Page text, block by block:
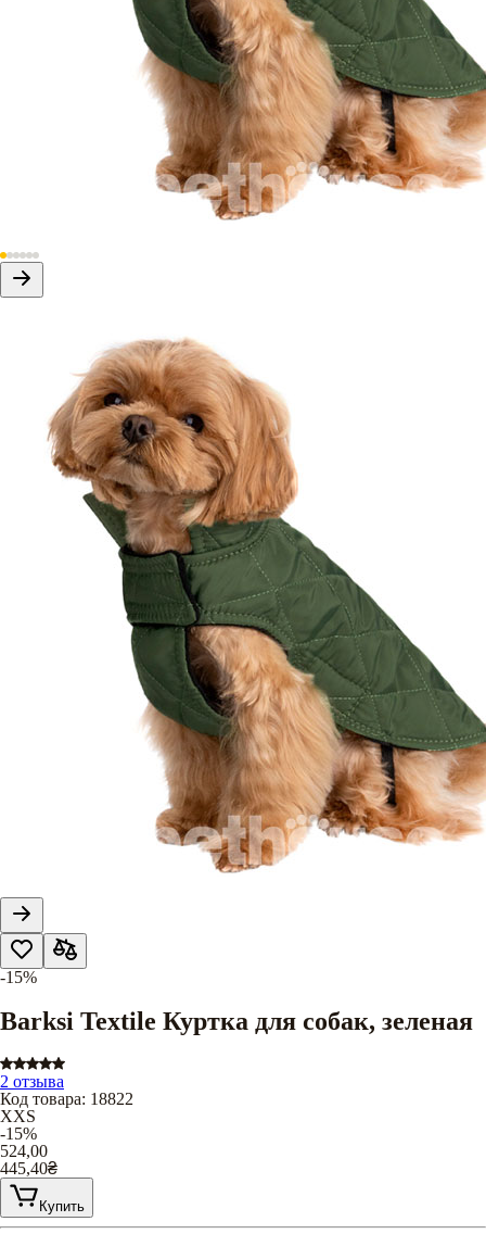
-15%
Barksi Textile Куртка для собак, зеленая
2 отзыва
Код товара: 18822
XXS
-15%
524,00
445,40₴
Купить